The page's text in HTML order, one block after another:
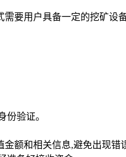
要用户具备一定的挖矿设
份验证。
额和相关信息,避免出现错